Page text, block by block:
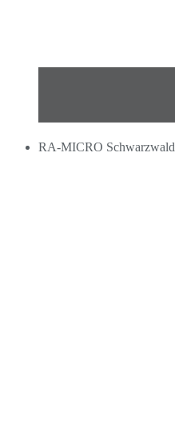
RA-MICRO Schwarzwald